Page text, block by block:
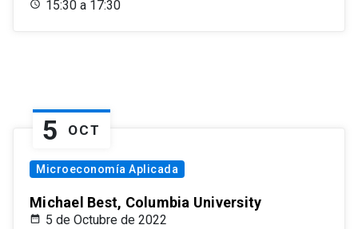
15:30 a 17:30
5 OCT
Microeconomía Aplicada
Michael Best, Columbia University
5 de Octubre de 2022